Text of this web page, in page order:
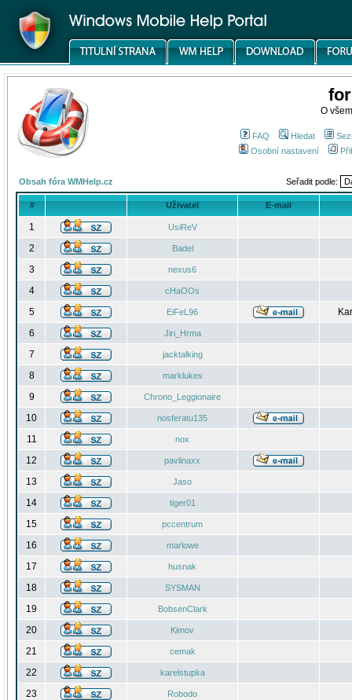
O
FAQ Hledat
Osobní nastavení
Obsah fóra WMHelp.cz Seřadit podle:
# Uživatel E-mail
1 UsiReV
2 Badel
3 nexus6
4 cHaOOs
5 EiFeL96
6
Jiri_Hrma
7 jacktalking
8 marklukes
9 Chrono_Leggionaire
10 nosferatu135
11 nox
12 pavlinaxx
13 Jaso
14 tiger01
15 pccentrum
16 marlowe
17 husnak
18 SYSMAN
19 BobsenClark
20 Kimov
21 cemak
22 karelstupka
23 Robodo